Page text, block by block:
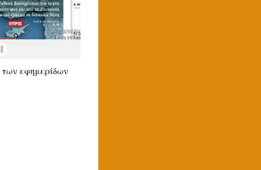
των εφημερίδων